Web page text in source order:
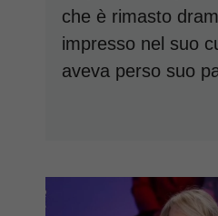
che è rimasto
impresso nel suo
aveva perso suo